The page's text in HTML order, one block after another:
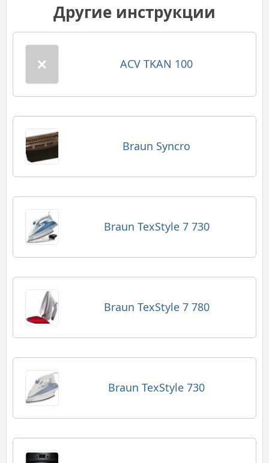
Другие инструкции
ACV TKAN 100
Braun Syncro
Braun TexStyle 7 730
Braun TexStyle 7 780
Braun TexStyle 730